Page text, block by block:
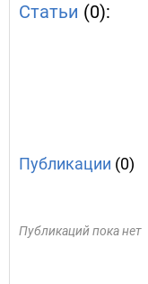
Статьи (0):
Публикации (0)
Публикаций пока нет